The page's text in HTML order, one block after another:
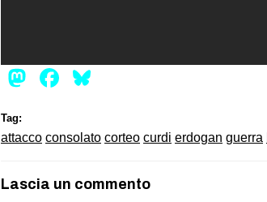
Mastodon
Facebook
Tag:
attacco consolato corteo curdi erdogan guerra
Lascia un commento